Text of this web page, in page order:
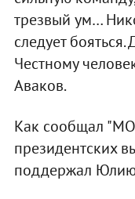
трезвый ум…
следует
Честному
Аваков.
Как сообщал
президентских
поддержал